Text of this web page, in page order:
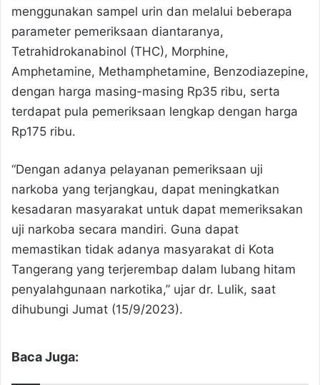
menggunakan sampel urin dan melalui beberapa
parameter pemeriksaan diantaranya,
Tetrahidrokanabinol (THC), Morphine,
Amphetamine, Methamphetamine, Benzodiazepine,
dengan harga masing-masing Rp35 ribu, serta
terdapat pula pemeriksaan lengkap dengan harga
Rp175 ribu.
“Dengan adanya pelayanan pemeriksaan uji
narkoba yang terjangkau, dapat meningkatkan
kesadaran masyarakat untuk dapat memeriksakan
uji narkoba secara mandiri. Guna dapat
memastikan tidak adanya masyarakat di Kota
Tangerang yang terjerembap dalam lubang hitam
penyalahgunaan narkotika,” ujar dr. Lulik, saat
dihubungi Jumat (15/9/2023).
Baca Juga: